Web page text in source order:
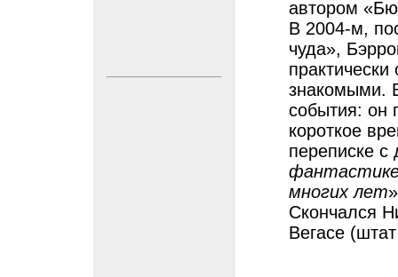
автором
В 2004-м,
чуда»,
знакомыми.
события: он
короткое
переписке
многих лет
Скончался
Вегасе